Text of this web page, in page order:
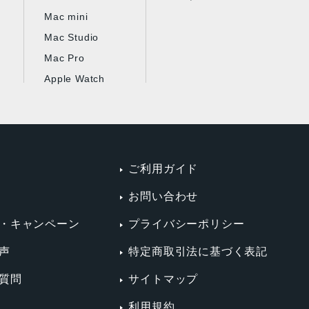
Mac mini
Mac Studio
Mac Pro
Apple Watch
キャンペーン
問
ご利用ガイド
お問い合わせ
プライバシーポリシー
特定商取引法に基づく表記
サイトマップ
利用規約